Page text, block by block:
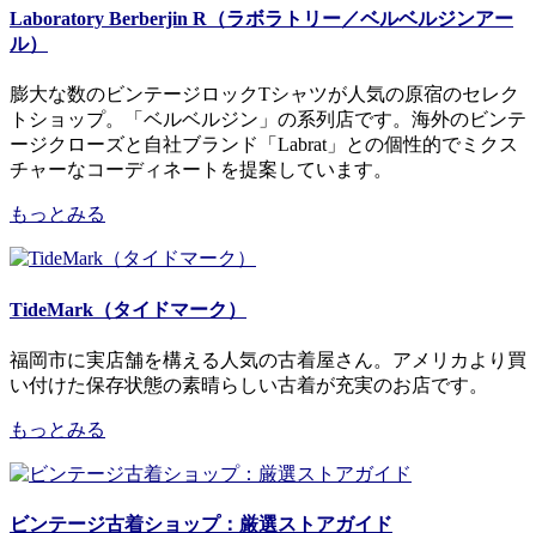
Laboratory Berberjin R（ラボラトリー／ベルベルジンアー
ル）
膨大な数のビンテージロックTシャツが人気の原宿のセレク
トショップ。「ベルベルジン」の系列店です。海外のビンテ
ージクローズと自社ブランド「Labrat」との個性的でミクス
チャーなコーディネートを提案しています。
もっとみる
TideMark（タイドマーク）
福岡市に実店舗を構える人気の古着屋さん。アメリカより買
い付けた保存状態の素晴らしい古着が充実のお店です。
もっとみる
ビンテージ古着ショップ：厳選ストアガイド